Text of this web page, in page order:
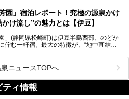
ャーリゾート 伊豆赤沢温泉のPR記事で
分、直通電車もありアクセスしやすいの
。
チェックしたい観光スポットやアクティビ
まとめピックアップ。伊豆稲取温泉を訪れ
園」宿泊レポート！究極の源泉かけ
け流し”の魅力とは【伊豆】
」(静岡県松崎町)は伊豆半島西部、のどか
佇む一軒宿。最大の特徴が、“地中直結か
加水・加温・消毒無し、さらには途中過程
せることなく浴槽まで提供。「究極の源泉
ても決して過言ではありません。
山芳園」の“温泉”を中心に、その魅力を詳
口コミの評判も非常に高い宿であり、客室
底紹介します！
ニュースTOPへ
ィ情報